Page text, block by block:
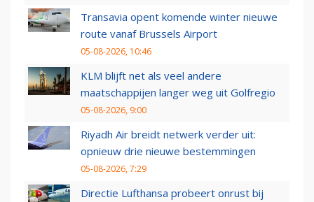
Transavia opent komende winter nieuwe
route vanaf Brussels Airport
05-08-2026, 10:46
KLM blijft net als veel andere
maatschappijen langer weg uit Golfregio
05-08-2026, 9:00
Riyadh Air breidt netwerk verder uit:
opnieuw drie nieuwe bestemmingen
05-08-2026, 7:29
Directie Lufthansa probeert onrust bij